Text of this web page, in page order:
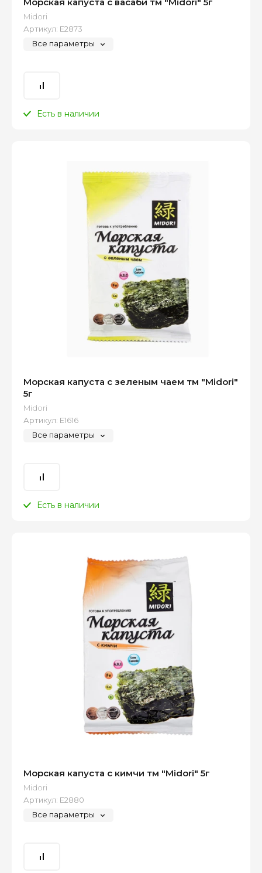
Морская капуста с васаби тм "Midori" 5г
Midori
Артикул: Е2873
Все параметры
Есть в наличии
Морская капуста с зеленым чаем тм "Midori"
5г
Midori
Артикул: Е1616
Все параметры
Есть в наличии
Морская капуста с кимчи тм "Midori" 5г
Midori
Артикул: Е2880
Все параметры